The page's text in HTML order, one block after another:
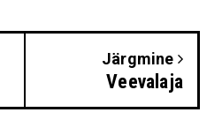
Järgmine
Veevalaja